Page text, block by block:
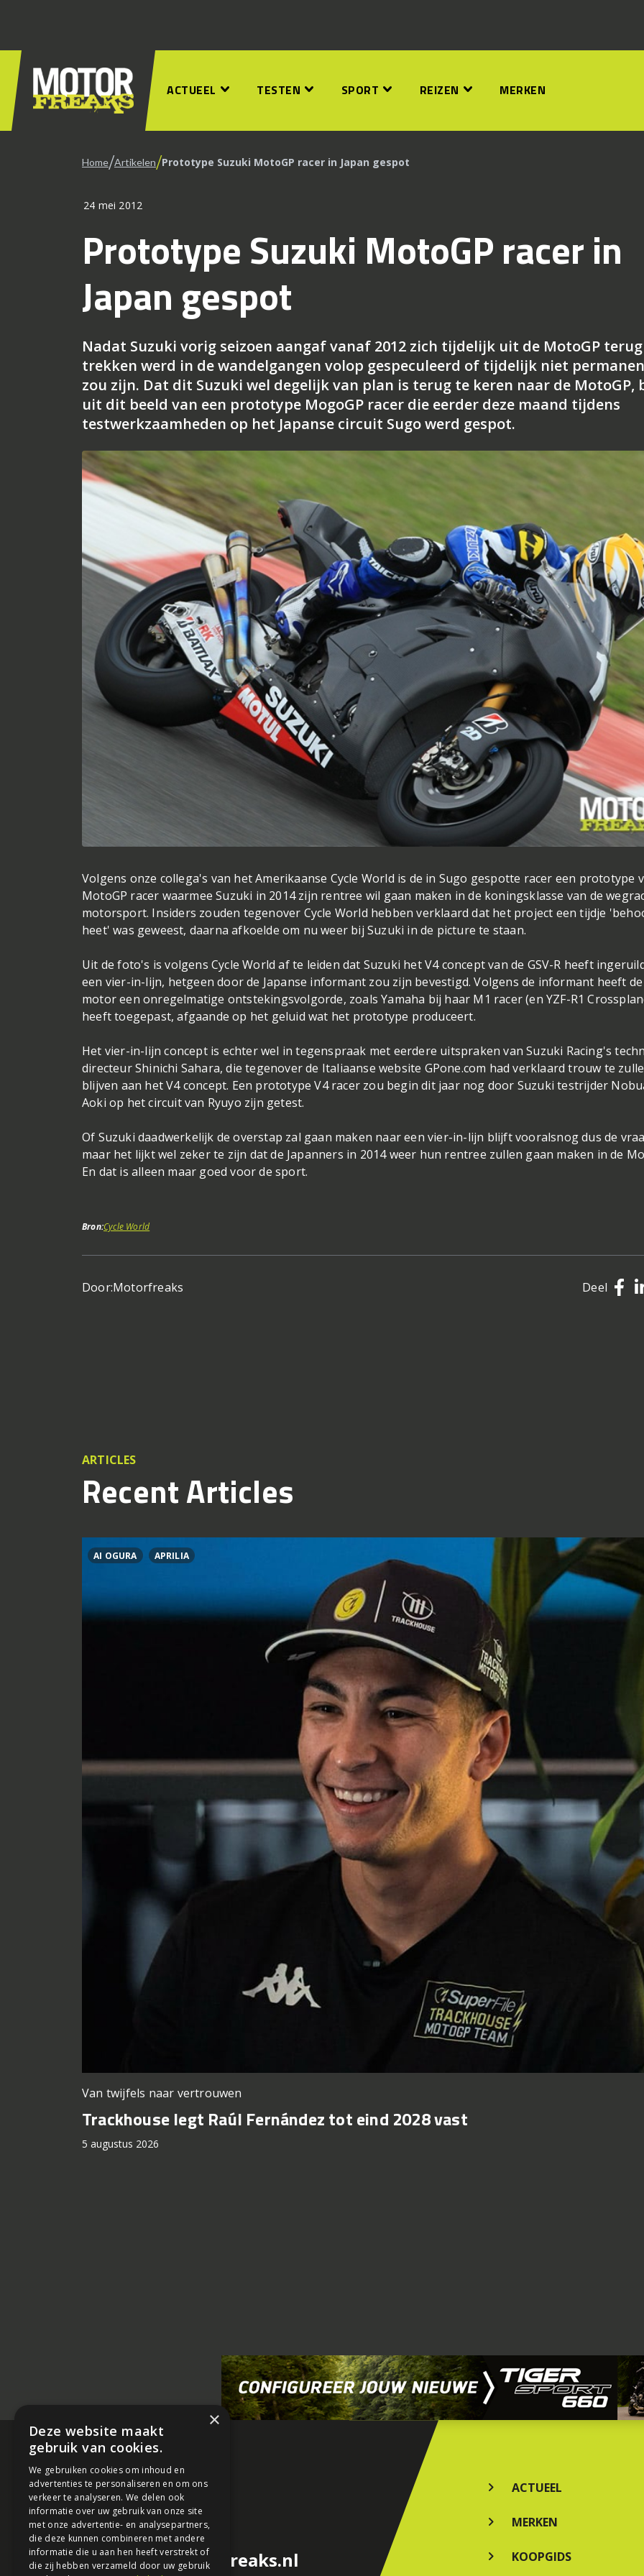
ACTUEEL TESTEN SPORT REIZEN MERKEN
Home/Artikelen/Prototype Suzuki MotoGP racer in Japan gespot
24 mei 2012
Prototype Suzuki MotoGP racer in
Japan gespot
Nadat Suzuki vorig seizoen aangaf vanaf 2012 zich tijdelijk uit de MotoGP
trekken werd in de wandelgangen volop gespeculeerd of tijdelijk niet
zou zijn. Dat dit Suzuki wel degelijk van plan is terug te keren naar de MotoGP,
uit dit beeld van een prototype MogoGP racer die eerder deze maand tijdens
testwerkzaamheden op het Japanse circuit Sugo werd gespot.
Volgens onze collega's van het Amerikaanse Cycle World is de in Sugo gespotte racer een prototype
MotoGP racer waarmee Suzuki in 2014 zijn rentree wil gaan maken in de koningsklasse van de
motorsport. Insiders zouden tegenover Cycle World hebben verklaard dat het project een tijdje
heet' was geweest, daarna afkoelde om nu weer bij Suzuki in de picture te staan.
Uit de foto's is volgens Cycle World af te leiden dat Suzuki het V4 concept van de GSV-R heeft
een vier-in-lijn, hetgeen door de Japanse informant zou zijn bevestigd. Volgens de informant heeft de
motor een onregelmatige ontstekingsvolgorde, zoals Yamaha bij haar M1 racer (en YZF-R1
heeft toegepast, afgaande op het geluid wat het prototype produceert.
Het vier-in-lijn concept is echter wel in tegenspraak met eerdere uitspraken van Suzuki Racing's
directeur Shinichi Sahara, die tegenover de Italiaanse website GPone.com had verklaard trouw te
blijven aan het V4 concept. Een prototype V4 racer zou begin dit jaar nog door Suzuki testrijder
Aoki op het circuit van Ryuyo zijn getest.
Of Suzuki daadwerkelijk de overstap zal gaan maken naar een vier-in-lijn blijft vooralsnog dus de
maar het lijkt wel zeker te zijn dat de Japanners in 2014 weer hun rentree zullen gaan maken in de
En dat is alleen maar goed voor de sport.
Bron:Cycle World
Door:Motorfreaks Deel
ARTICLES
Recent Articles
AI OGURA APRILIA
Van twijfels naar vertrouwen
Trackhouse legt Raúl Fernández tot eind 2028 vast
5 augustus 2026
redactie@motorfreaks.nl
ACTUEEL
MERKEN
KOOPGIDS
×
Deze website maakt
gebruik van cookies.
We gebruiken cookies om inhoud en
advertenties te personaliseren en om ons
verkeer te analyseren. We delen ook
informatie over uw gebruik van onze site
met onze advertentie- en analysepartners,
die deze kunnen combineren met andere
informatie die u aan hen heeft verstrekt of
die zij hebben verzameld door uw gebruik